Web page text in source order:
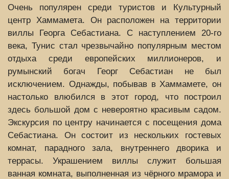
Очень популярен среди туристов и Культурный
центр Хаммамета. Он расположен на территории
виллы Георга Себастиана. С наступлением 20-го
века, Тунис стал чрезвычайно популярным местом
отдыха среди европейских миллионеров, и
румынский богач Георг Себастиан не был
исключением. Однажды, побывав в Хаммамете, он
настолько влюбился в этот город, что построил
здесь большой дом с невероятно красивым садом.
Экскурсия по центру начинается с посещения дома
Себастиана. Он состоит из нескольких гостевых
комнат, парадного зала, внутреннего дворика и
террасы. Украшением виллы служит большая
ванная комната, выполненная из чёрного мрамора и